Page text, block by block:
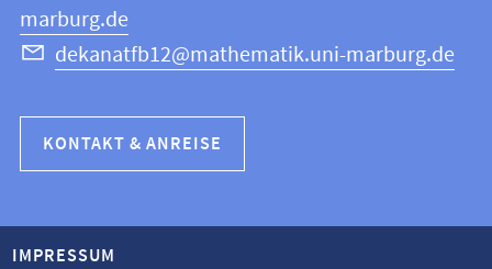
marburg.de
dekanatfb12@mathematik.uni-marburg.de
KONTAKT & ANREISE
IMPRESSUM